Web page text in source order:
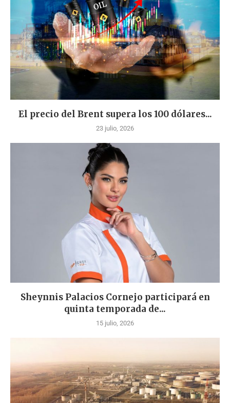
El precio del Brent supera los 100 dólares...
23 julio, 2026
Sheynnis Palacios Cornejo participará en
quinta temporada de...
15 julio, 2026